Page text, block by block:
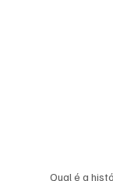
Qual é a